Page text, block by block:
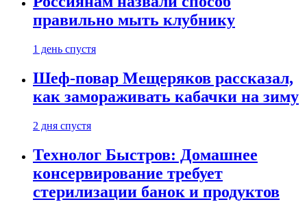
правильно мыть клубнику
1 день спустя
Шеф-повар Мещеряков рассказал,
как замораживать кабачки на зиму
2 дня спустя
Технолог Быстров: Домашнее
консервирование требует
стерилизации банок и продуктов